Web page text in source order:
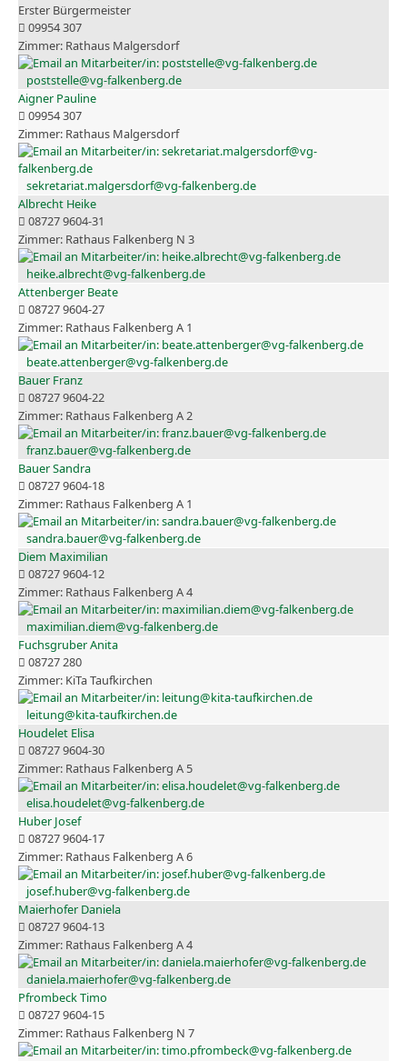
Erster Bürgermeister
09954 307
Rathaus Malgersdorf
poststelle@vg-falkenberg.de
Aigner Pauline
09954 307
Rathaus Malgersdorf
sekretariat.malgersdorf@vg-falkenberg.de
Albrecht Heike
08727 9604-31
Rathaus Falkenberg N 3
heike.albrecht@vg-falkenberg.de
Attenberger Beate
08727 9604-27
Rathaus Falkenberg A 1
beate.attenberger@vg-falkenberg.de
Bauer Franz
08727 9604-22
Rathaus Falkenberg A 2
franz.bauer@vg-falkenberg.de
Bauer Sandra
08727 9604-18
Rathaus Falkenberg A 1
sandra.bauer@vg-falkenberg.de
Diem Maximilian
08727 9604-12
Rathaus Falkenberg A 4
maximilian.diem@vg-falkenberg.de
Fuchsgruber Anita
08727 280
KiTa Taufkirchen
leitung@kita-taufkirchen.de
Houdelet Elisa
08727 9604-30
Rathaus Falkenberg A 5
elisa.houdelet@vg-falkenberg.de
Huber Josef
08727 9604-17
Rathaus Falkenberg A 6
josef.huber@vg-falkenberg.de
Maierhofer Daniela
08727 9604-13
Rathaus Falkenberg A 4
daniela.maierhofer@vg-falkenberg.de
Pfrombeck Timo
08727 9604-15
Rathaus Falkenberg N 7